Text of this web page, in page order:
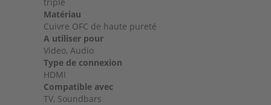
Matériau
Cuivre OFC de haute pureté
A utiliser pour
Video, Audio
Type de connexion
HDMI
Compatible avec
TV, Soundbars